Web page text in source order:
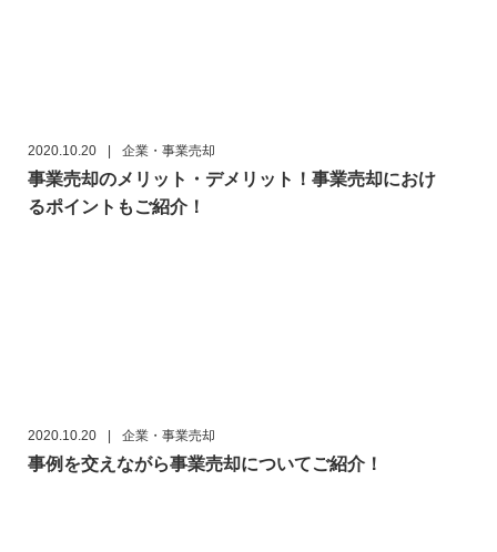
2020.10.20 企業・事業売却
事業売却のメリット・デメリット！事業売却におけ
るポイントもご紹介！
2020.10.20 企業・事業売却
事例を交えながら事業売却についてご紹介！